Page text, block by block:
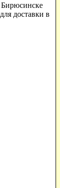
Бирюсинске
доставки в